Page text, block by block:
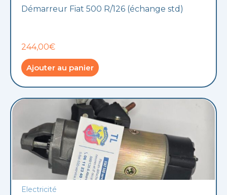
Démarreur Fiat 500 R/126 (échange std)
244,00€
Ajouter au panier
Electricité